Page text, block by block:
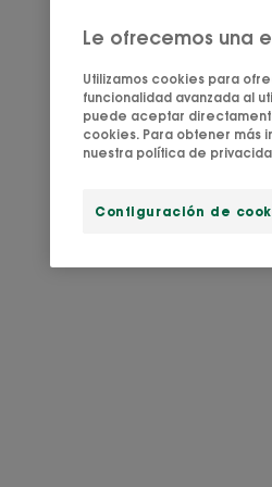
Le ofrecemos una
Utilizamos cookies para
funcionalidad avanzada al
puede aceptar
cookies. Para obtener más
nuestra política de
Configuración de